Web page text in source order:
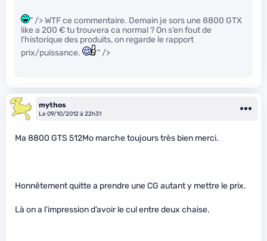
" /> WTF ce commentaire. Demain je sors une 8800 GTX
like a 200 € tu trouvera ca normal ? On s’en fout de
l’historique des produits, on regarde le rapport
prix/puissance.
" />
mythos
Le 09/10/2012 à 22h31
Ma 8800 GTS 512Mo marche toujours très bien merci.
Honnêtement quitte a prendre une CG autant y mettre le prix.
Là on a l’impression d’avoir le cul entre deux chaise.